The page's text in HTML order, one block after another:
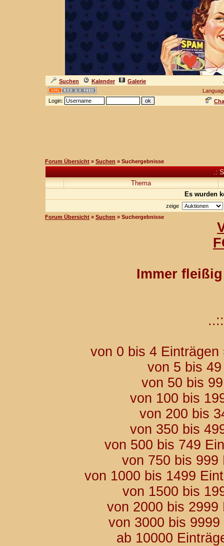
Suchen Kalender
Galerie
Login:
Forum Übersicht » Suchen » Suchergebnisse
.:
Thema
Es wurden
zeige
Forum Übersicht » Suchen » Suchergebnisse
Immer
..::
von 0 bis 4
von 5 bis
von 50 bis
von 100 bis
von 200 bis
von 350 bis
von 500 bis 749
von 750 bis
von 1000 bis 1499
von 1500 bis
von 2000 bis
von 3000 bis
ab 10000